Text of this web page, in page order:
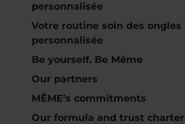
personnalisée
Votre routine soin des ongles
personnalisée
Be yourself. Be Même
Our partners
MÊME’s commitments
Our formula and trust charter